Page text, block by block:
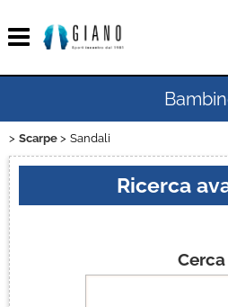
Uomo
Scarpe Sandali
Ricerca
Cerca